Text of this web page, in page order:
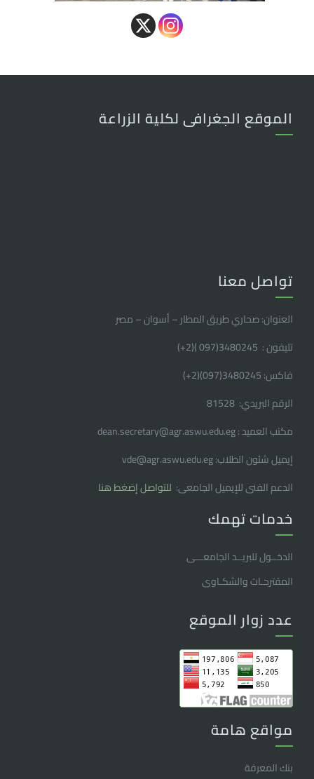
الموقع الجغرافى لكلية الزراعة
تواصل معنا
العنوان: صحاري طريق المطار – أسوان – مصر
تليفون : 3480245(097 )(2
+
)
فاكس: 3480245(097)(2
+
)
الرقم البريدي: 81528
مكتب العميد : dean.secretary@agr.aswu.edu.eg
إيميل شئون الطلاب: vde@agr.aswu.edu.eg
الدعم الفنى للإيميل الجامعى: للتواصل إضغط هنا
خدمات تهمك
الدخــول للبريــد الجامعـــى
المقترحـات والشكـاوى
عدد زوار الموقع
مواقع هامة
بنك المعرفة